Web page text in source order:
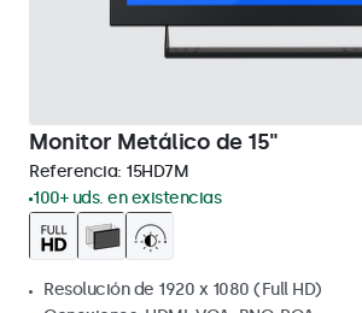
Monitor Metálico de 15"
Referencia: 15HD7M
100+ uds. en existencias
Resolución de 1920 x 1080 (Full HD)